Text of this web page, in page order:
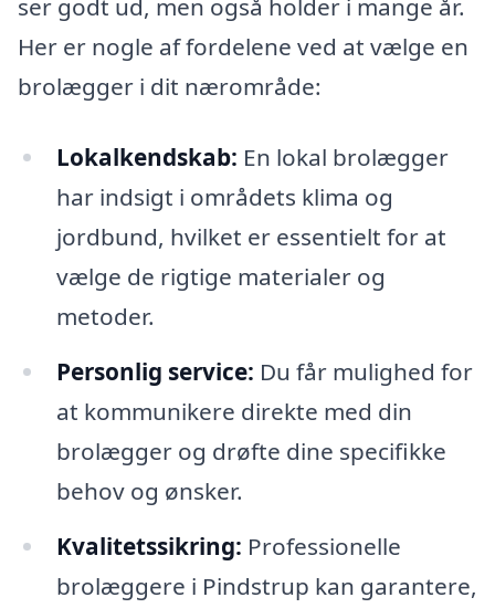
ser godt ud, men også holder i mange år.
Her er nogle af fordelene ved at vælge en
brolægger i dit nærområde:
Lokalkendskab: En lokal brolægger
har indsigt i områdets klima og
jordbund, hvilket er essentielt for at
vælge de rigtige materialer og
metoder.
Personlig service: Du får mulighed for
at kommunikere direkte med din
brolægger og drøfte dine specifikke
behov og ønsker.
Kvalitetssikring: Professionelle
brolæggere i Pindstrup kan garantere,